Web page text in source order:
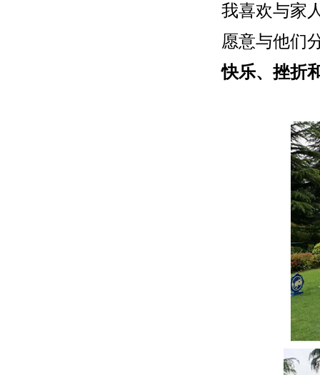
我喜欢与家
愿意与他们
快乐、挫折